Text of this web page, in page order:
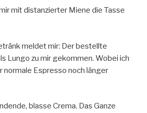
mit distanzierter Miene die Tasse
meldet mir: Der bestellte
Lungo zu mir gekommen. Wobei ich
normale Espresso noch länger
blasse Crema. Das Ganze